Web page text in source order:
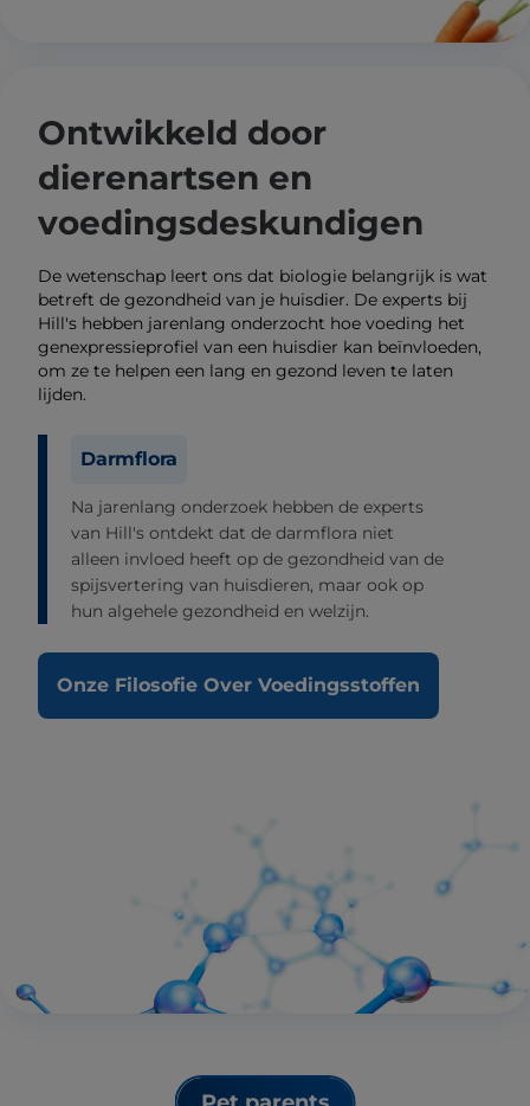
Ontwikkeld door
dierenartsen en
voedingsdeskundigen
De wetenschap leert ons dat biologie belangrijk is wat
betreft de gezondheid van je huisdier. De experts bij
Hill's hebben jarenlang onderzocht hoe voeding het
genexpressieprofiel van een huisdier kan beïnvloeden,
om ze te helpen een lang en gezond leven te laten
lijden.
Darmflora
Na jarenlang onderzoek hebben de experts
van Hill's ontdekt dat de darmflora niet
alleen invloed heeft op de gezondheid van de
spijsvertering van huisdieren, maar ook op
hun algehele gezondheid en welzijn.
Onze Filosofie Over Voedingsstoffen